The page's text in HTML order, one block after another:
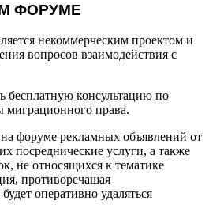
ФОРУМЕ
некоммерческим проектом и
вопросов взаимодействия с
бесплатную консультацию по
миграционного права.
форуме рекламных объявлений от
посреднические услуги, а также
не относящихся к тематике
противоречащая
оперативно удаляться